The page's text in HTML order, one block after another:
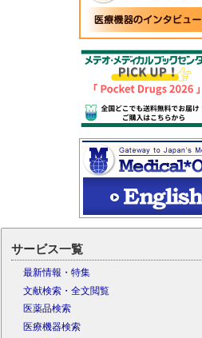
サービス一覧
最新情報・特集
文献検索・全文閲覧
医薬品検索
医療機器検索